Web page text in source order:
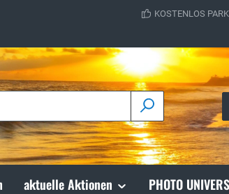
KOSTENLOS
aktuelle Aktionen PHOTO